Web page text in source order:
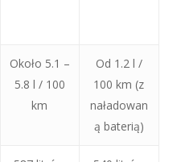
Około 5.1 –
5.8 l / 100
km
Od 1.2 l /
100 km (z
naładowan
ą baterią)